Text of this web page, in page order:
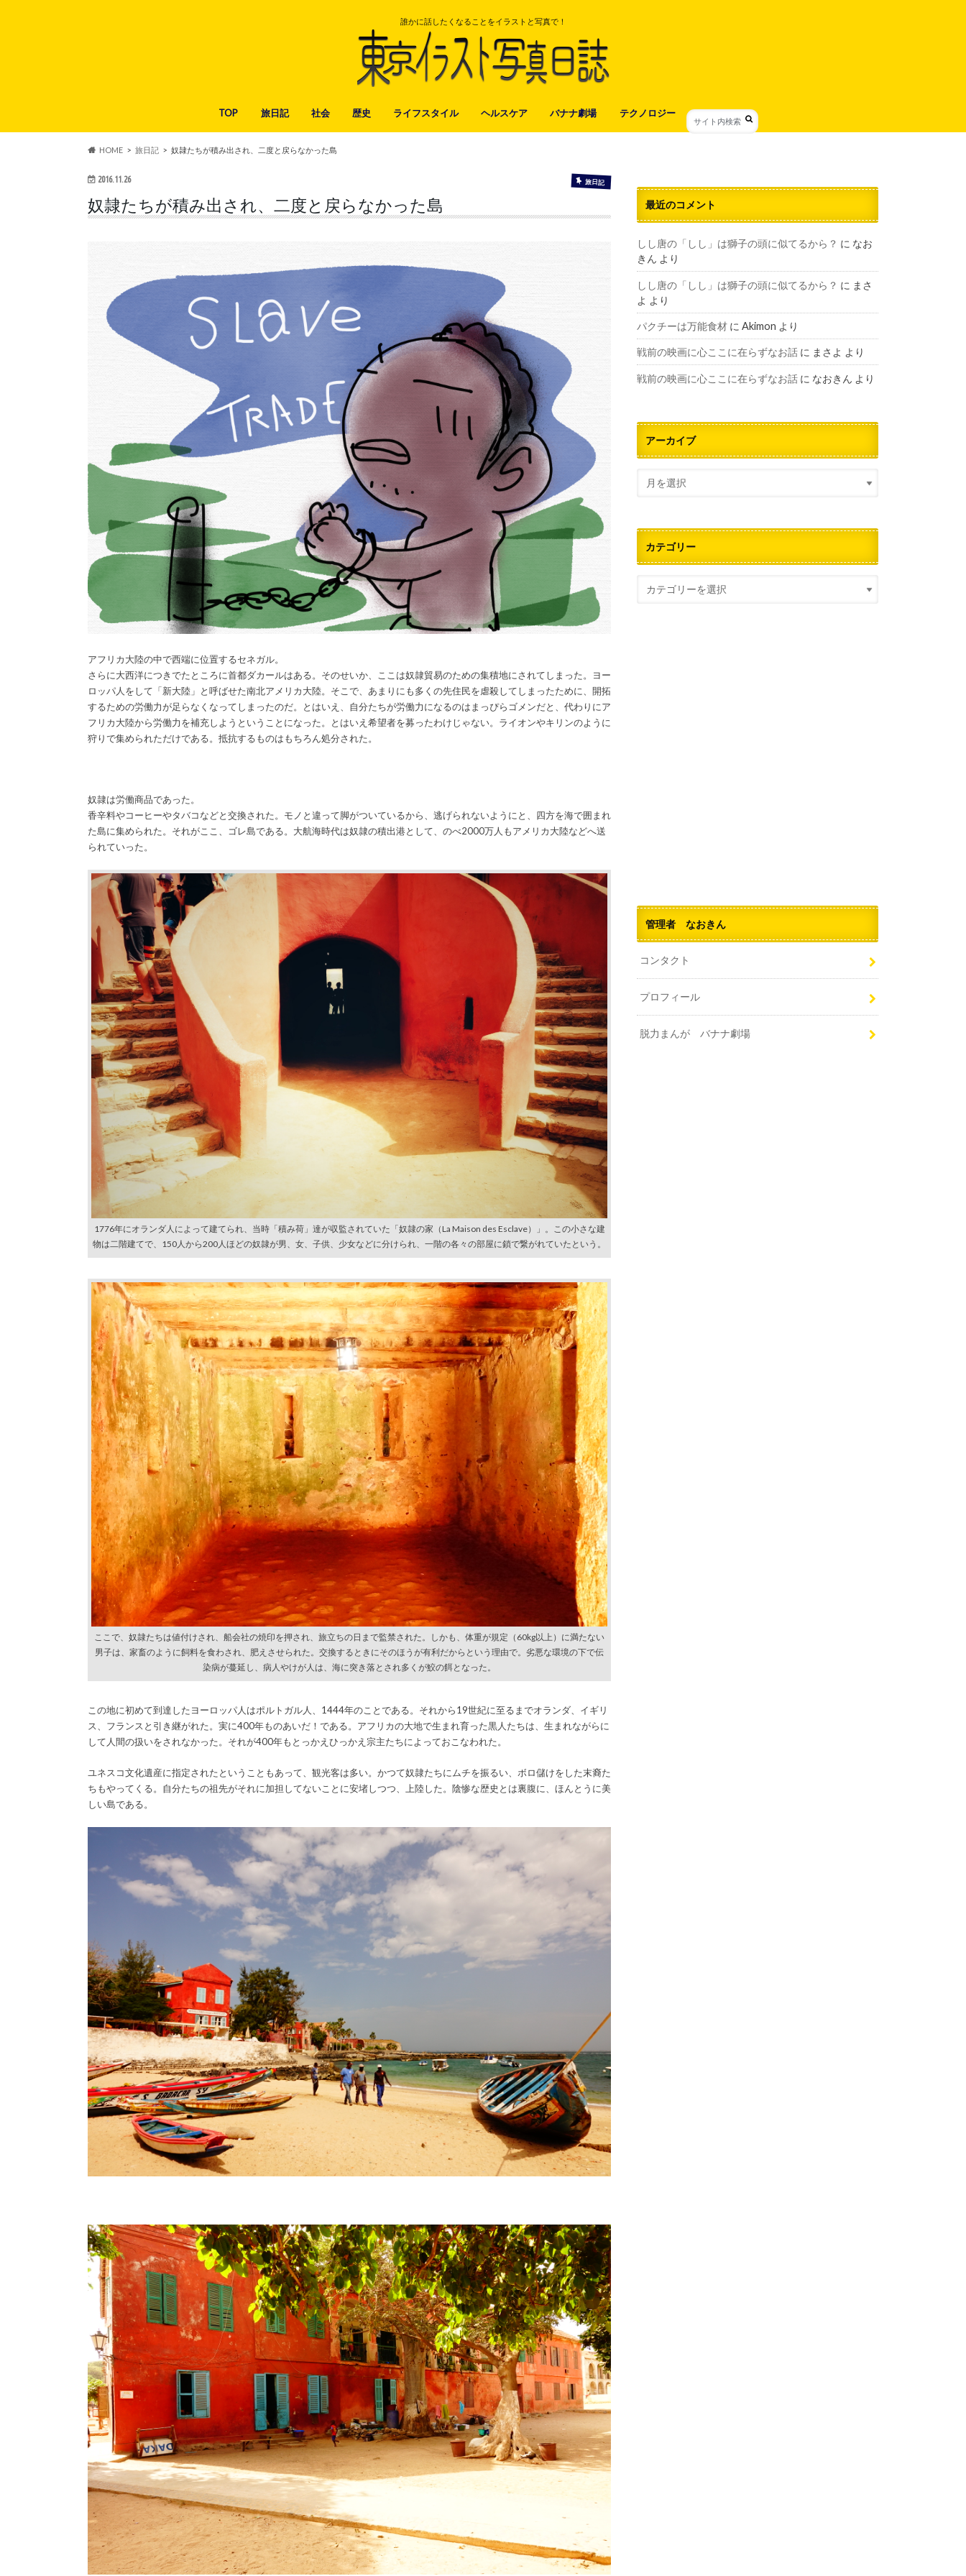
誰かに話したくなることをイラストと写真で！
TOP 旅日記 社会 歴史 ライフスタイル ヘルスケア バナナ劇場 テクノロジー
HOME 旅日記 奴隷たちが積み出され、二度と戻らなかった島
2016.11.26 旅日記
奴隷たちが積み出され、二度と戻らなかった島
アフリカ大陸の中で西端に位置するセネガル。
さらに大西洋につきでたところに首都ダカールはある。そのせいか、ここは奴隷貿易のための集積地にされてしまった。ヨー
ロッパ人をして「新大陸」と呼ばせた南北アメリカ大陸。そこで、あまりにも多くの先住民を虐殺してしまったために、開拓
するための労働力が足らなくなってしまったのだ。とはいえ、自分たちが労働力になるのはまっぴらゴメンだと、代わりにア
フリカ大陸から労働力を補充しようということになった。とはいえ希望者を募ったわけじゃない。ライオンやキリンのように
狩りで集められただけである。抵抗するものはもちろん処分された。
奴隷は労働商品であった。
香辛料やコーヒーやタバコなどと交換された。モノと違って脚がついているから、逃げられないようにと、四方を海で囲まれ
た島に集められた。それがここ、ゴレ島である。大航海時代は奴隷の積出港として、のべ2000万人もアメリカ大陸などへ送
られていった。
1776年にオランダ人によって建てられ、当時「積み荷」達が収監されていた「奴隷の家（La Maison des Esclave）」。この小さな建
物は二階建てで、150人から200人ほどの奴隷が男、女、子供、少女などに分けられ、一階の各々の部屋に鎖で繋がれていたという。
ここで、奴隷たちは値付けされ、船会社の焼印を押され、旅立ちの日まで監禁された。しかも、体重が規定（60kg以上）に満たない
男子は、家畜のように飼料を食わされ、肥えさせられた。交換するときにそのほうが有利だからという理由で。劣悪な環境の下で伝
染病が蔓延し、病人やけが人は、海に突き落とされ多くが鮫の餌となった。
この地に初めて到達したヨーロッパ人はポルトガル人、1444年のことである。それから19世紀に至るまでオランダ、イギリ
ス、フランスと引き継がれた。実に400年ものあいだ！である。アフリカの大地で生まれ育った黒人たちは、生まれながらに
して人間の扱いをされなかった。それが400年もとっかえひっかえ宗主たちによっておこなわれた。
ユネスコ文化遺産に指定されたということもあって、観光客は多い。かつて奴隷たちにムチを振るい、ボロ儲けをした末裔た
ちもやってくる。自分たちの祖先がそれに加担してないことに安堵しつつ、上陸した。陰惨な歴史とは裏腹に、ほんとうに美
しい島である。
最近のコメント
しし唐の「しし」は獅子の頭に似てるから？ に なお
きん より
しし唐の「しし」は獅子の頭に似てるから？ に まさ
よ より
パクチーは万能食材 に Akimon より
戦前の映画に心ここに在らずなお話 に まさよ より
戦前の映画に心ここに在らずなお話 に なおきん より
アーカイブ
カテゴリー
管理者 なおきん
コンタクト
プロフィール
脱力まんが バナナ劇場